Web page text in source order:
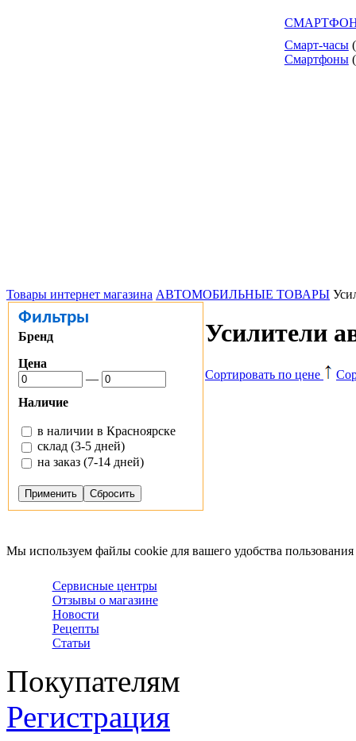
Смарт-часы
Смартфоны
Товары интернет магазина АВТОМОБИЛЬНЫЕ ТОВАРЫ
Фильтры
Бренд
Цена
—
Наличие
в наличии в Красноярске
склад (3-5 дней)
на заказ (7-14 дней)
Усилители
Сортировать по цене
Мы используем файлы cookie для вашего удобства
Сервисные центры
Отзывы о магазине
Новости
Рецепты
Статьи
Покупателям
Регистрация